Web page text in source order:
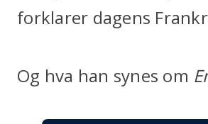
forklarer dagens
Og hva han synes om